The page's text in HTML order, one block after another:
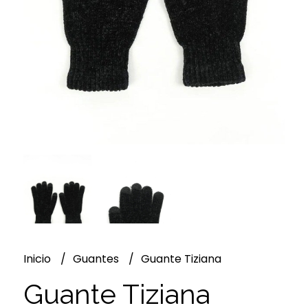
Inicio Guantes Guante Tiziana
Guante Tiziana